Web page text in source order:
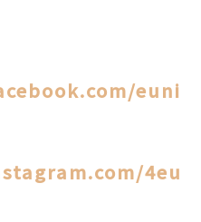
euni
4eu